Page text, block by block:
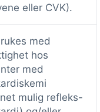
eller CVK).
med
hos
med
mulig refleks-